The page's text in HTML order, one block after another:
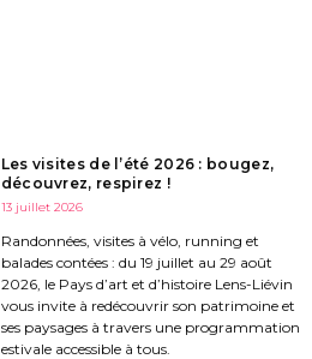
Les visites de l’été 2026 : bougez,
découvrez, respirez !
13 juillet 2026
Randonnées, visites à vélo, running et
balades contées : du 19 juillet au 29 août
2026, le Pays d’art et d’histoire Lens-Liévin
vous invite à redécouvrir son patrimoine et
ses paysages à travers une programmation
estivale accessible à tous.